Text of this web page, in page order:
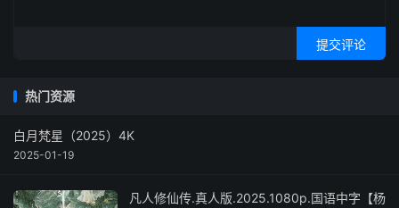
提交评论
热门资源
白月梵星（2025）4K
2025-01-19
凡人修仙传.真人版.2025.1080p.国语中字【杨